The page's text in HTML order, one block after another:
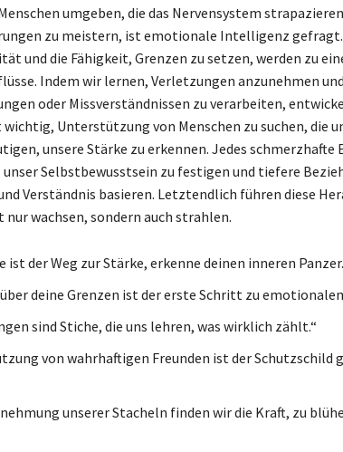
umgeben, die das Nervensystem
zu meistern, ist emotionale Intelligenz
und die Fähigkeit, Grenzen zu setzen, werden zu
Indem wir lernen, Verletzungen anzunehmen
oder Missverständnissen zu verarbeiten,
wichtig, Unterstützung von Menschen zu suchen, die
unsere Stärke zu erkennen. Jedes schmerzhafte
Selbstbewusstsein zu festigen und tiefere
Verständnis basieren. Letztendlich führen diese
nur wachsen, sondern auch strahlen.
ist der Weg zur Stärke, erkenne deinen inneren
über deine Grenzen ist der erste Schritt zu
sind Stiche, die uns lehren, was wirklich zählt.“
von wahrhaftigen Freunden ist der Schutzschild
unserer Stacheln finden wir die Kraft, zu